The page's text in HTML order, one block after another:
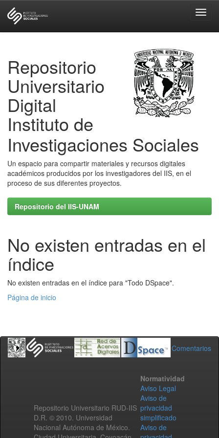
Repositorio
Universitario
Digital
Instituto de
Investigaciones Sociales
Un espacio para compartir materiales y recursos digitales
académicos producidos por los investigadores del IIS, en el
proceso de sus diferentes proyectos.
Repositorio del IIS-UNAM
No existen entradas en el
índice
No existen entradas en el índice para "Todo DSpace".
Página de inicio
Comentarios
Repositorio Universitario RUD-IIS
D.R. © 2010. Universidad
Nacional Autónoma de México.
Normatividad
Aviso Legal
Aviso de
privacidad
simplificado
Aviso de